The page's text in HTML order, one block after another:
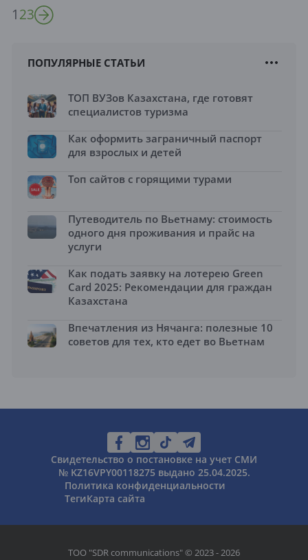
123
ПОПУЛЯРНЫЕ СТАТЬИ
ТОП ВУЗов Казахстана, где готовят
специалистов туризма
Как оформить заграничный паспорт
для взрослых и детей
Топ сайтов с горящими турами
Путеводитель по Вьетнаму: стоимость
одного дня проживания и прайс на
услуги
Как подать заявку на лотерею Green
Card 2025: Рекомендации для граждан
Казахстана
Впечатления из Нячанга: полезные 10
советов для тех, кто едет во Вьетнам
Свидетельство о постановке на учет СМИ
№ KZ16VPY00118275 выдано 25.04.2025.
Политика конфиденциальности
ТегиКарта сайта
ТОО "SDR communications" © 2023 - 2026